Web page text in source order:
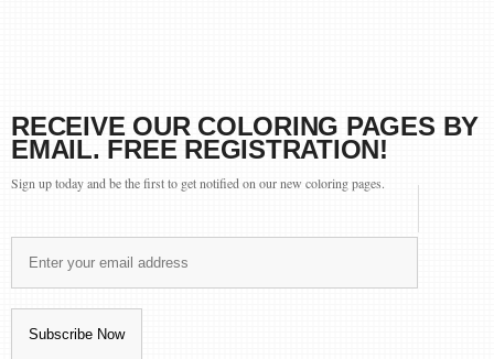
RECEIVE OUR COLORING PAGES BY
EMAIL. FREE REGISTRATION!
Sign up today and be the first to get notified on our new coloring pages.